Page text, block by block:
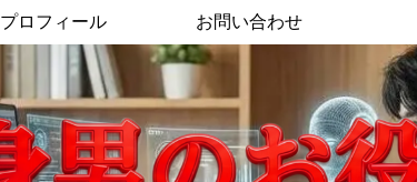
ロフィール お問い合わせ